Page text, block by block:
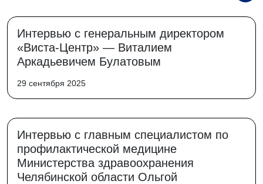
Интервью с генеральным директором
«Виста-Центр» — Виталием
Аркадьевичем Булатовым
29 сентября 2025
Интервью с главным специалистом по
профилактической медицине
Министерства здравоохранения
Челябинской области Ольгой